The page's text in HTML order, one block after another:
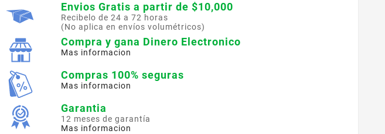
Envios Gratis a partir de $10,000
Recibelo de 24 a 72 horas
(No aplica en envíos volumétricos)
Compra y gana Dinero Electronico
Mas informacion
Compras 100% seguras
Mas informacion
Garantia
12 meses de garantía
Mas informacion